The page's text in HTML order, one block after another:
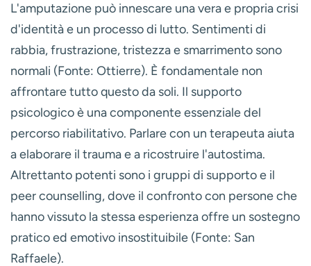
L'amputazione può innescare una vera e propria crisi
d'identità e un processo di lutto. Sentimenti di
rabbia, frustrazione, tristezza e smarrimento sono
normali (Fonte: Ottierre). È fondamentale non
affrontare tutto questo da soli. Il supporto
psicologicoè una componente essenziale del
percorso riabilitativo. Parlare con un terapeuta aiuta
a elaborare il trauma e a ricostruire l'autostima.
Altrettanto potenti sono i gruppi di supporto e il
peer counselling, dove il confronto con persone che
hanno vissuto la stessa esperienza offre un sostegno
pratico ed emotivo insostituibile (Fonte: San
Raffaele).